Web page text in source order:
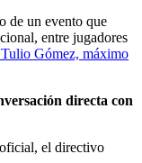
de un evento que
entre jugadores
Tulio Gómez, máximo
directa con
el directivo